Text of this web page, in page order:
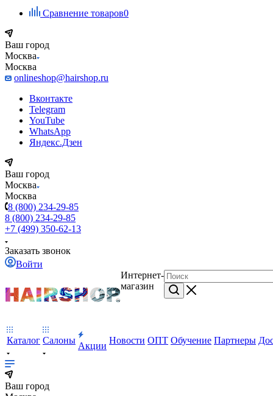
Сравнение товаров0
Ваш город
Москва
Москва
onlineshop@hairshop.ru
Вконтакте
Telegram
YouTube
WhatsApp
Яндекс.Дзен
Ваш город
Москва
Москва
8 (800) 234-29-85
8 (800) 234-29-85
+7 (499) 350-62-13
Заказать звонок
Войти
Интернет-
магазин
Каталог Салоны
Акции
Новости ОПТ Обучение Партнеры
Ваш город